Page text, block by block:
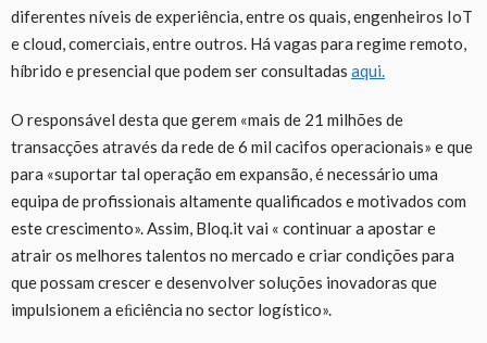
diferentes níveis de experiência, entre os quais, engenheiros IoT
e cloud, comerciais, entre outros. Há vagas para regime remoto,
híbrido e presencial que podem ser consultadas aqui.
O responsável desta que gerem «mais de 21 milhões de
transacções através da rede de 6 mil cacifos operacionais» e que
para «suportar tal operação em expansão, é necessário uma
equipa de profissionais altamente qualificados e motivados com
este crescimento». Assim, Bloq.it vai « continuar a apostar e
atrair os melhores talentos no mercado e criar condições para
que possam crescer e desenvolver soluções inovadoras que
impulsionem a eﬁciência no sector logístico».